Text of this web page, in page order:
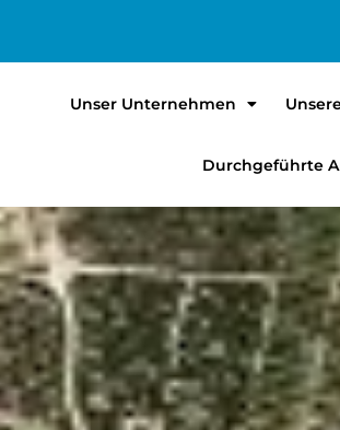
Unser Unternehmen
Durchgeführte